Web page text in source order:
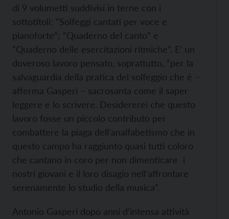
di 9 volumetti suddivisi in terne con i
sottotitoli: “Solfeggi cantati per voce e
pianoforte”; “Quaderno del canto” e
“Quaderno delle esercitazioni ritmiche”. E’ un
doveroso lavoro pensato, soprattutto, “per la
salvaguardia della pratica del solfeggio che è –
afferma Gasperi – sacrosanta come il saper
leggere e lo scrivere. Desidererei che questo
lavoro fosse un piccolo contributo per
combattere la piaga dell'analfabetismo che in
questo campo ha raggiunto quasi tutti coloro
che cantano in coro per non dimenticare i
nostri giovani e il loro disagio nell'affrontare
serenamente lo studio della musica”.
Antonio Gasperi dopo anni d’intensa attività